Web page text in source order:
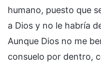
humano, puesto que
a Dios y no le habría
Aunque Dios no me
consuelo por dentro,